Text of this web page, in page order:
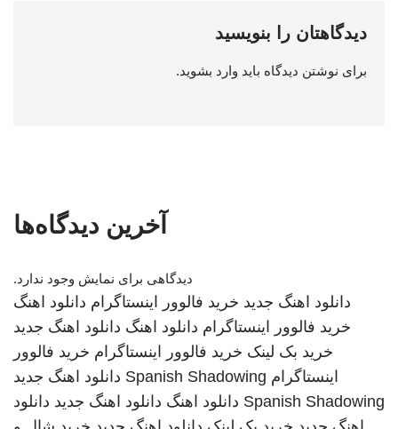
دیدگاهتان را بنویسید
برای نوشتن دیدگاه باید وارد بشوید.
آخرین دیدگاه‌ها
دیدگاهی برای نمایش وجود ندارد.
دانلود اهنگ جدید خرید فالوور اینستاگرام دانلود اهنگ
خرید فالوور اینستاگرام دانلود اهنگ دانلود اهنگ جدید
خرید بک لینک خرید فالوور اینستاگرام خرید فالوور
اینستاگرام Spanish Shadowing دانلود اهنگ جدید
Spanish Shadowing دانلود اهنگ دانلود اهنگ جدید دانلود